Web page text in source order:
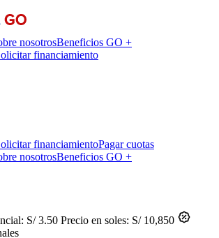
nosotrosBeneficios GO +
financiamiento
financiamientoPagar cuotas
nosotrosBeneficios GO +
S/ 3.50 Precio en soles: S/ 10,850